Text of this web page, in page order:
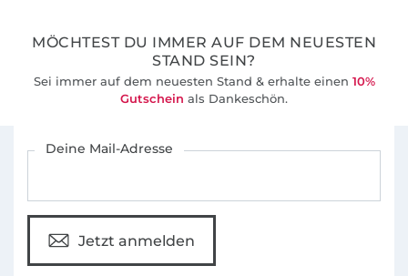
MÖCHTEST DU IMMER AUF DEM NEUESTEN
STAND SEIN?
Sei immer auf dem neuesten Stand & erhalte einen 10%
Gutschein als Dankeschön.
Deine Mail-Adresse
Jetzt anmelden